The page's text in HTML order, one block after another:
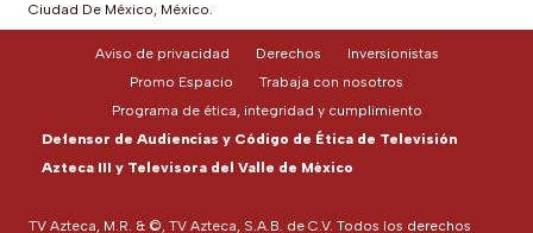
Ciudad De México, México.
TV Azteca, M.R. & ©, TV Azteca, S.A.B. de C.V. Todos los derechos
Aviso de privacidad Derechos
Inversionistas
Promo Espacio
Trabaja con nosotros
Programa de ética, integridad y cumplimiento
Defensor de Audiencias y Código de Ética de Televisión
Azteca III y Televisora del Valle de México